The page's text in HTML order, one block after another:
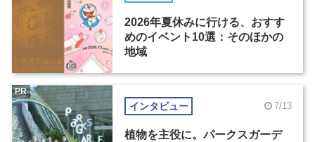
2026年夏休みに行ける、おすす
めのイベント10選：そのほかの
地域
インタビュー 7/13
植物を主役に。パークスガーデ
PR